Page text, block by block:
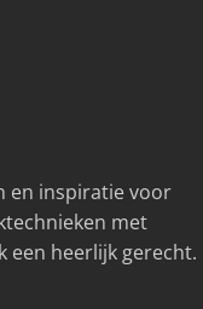
en inspiratie voor
met
een heerlijk gerecht.